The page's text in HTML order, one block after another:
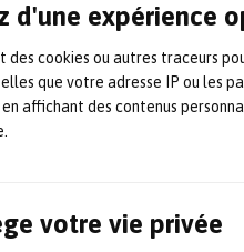
d'une expérience
cookies ou autres traceurs
que votre adresse IP ou les
affichant des contenus
votre vie privée
lance
des
va lancer sa deuxième
de formation crée